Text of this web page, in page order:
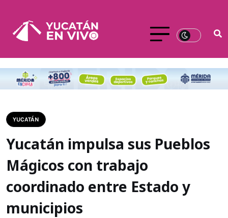
YUCATÁN
Yucatán impulsa sus Pueblos
Mágicos con trabajo
coordinado entre Estado y
municipios